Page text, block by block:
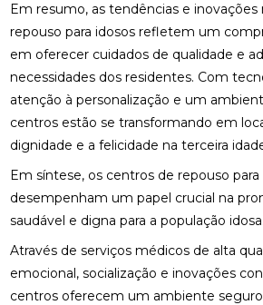
Em resumo, as tendências e inovações
repouso para idosos refletem um
em oferecer cuidados de qualidade e
necessidades dos residentes. Com
atenção à personalização e um
centros estão se transformando em
dignidade e a felicidade na terceira
Em síntese, os centros de repouso para
desempenham um papel crucial na
saudável e digna para a população idosa.
Através de serviços médicos de alta
emocional, socialização e inovações
centros oferecem um ambiente